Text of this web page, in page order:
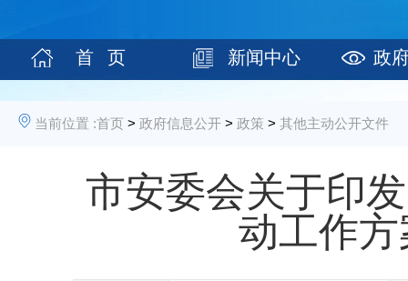
首 页 新闻中心 政
当前位置 :首页 > 政府信息公开 > 政策 > 其他主动公开文件
市安委会关于印
动工作